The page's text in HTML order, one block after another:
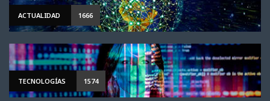
ACTUALIDAD 1666
TECNOLOGÍAS 1574